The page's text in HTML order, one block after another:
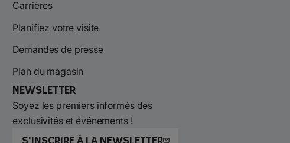
Carrières
Planifiez votre visite
Demandes de presse
Plan du magasin
Newsletter
Soyez les premiers informés des
exclusivités et événements !
S'INSCRIRE À LA NEWSLETTER